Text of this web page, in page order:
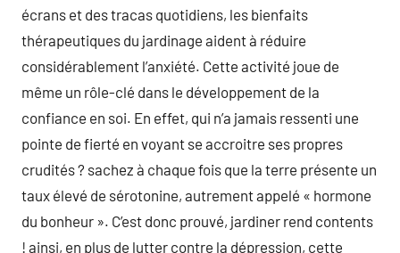
écrans et des tracas quotidiens, les bienfaits
thérapeutiques du jardinage aident à réduire
considérablement l’anxiété. Cette activité joue de
même un rôle-clé dans le développement de la
confiance en soi. En effet, qui n’a jamais ressenti une
pointe de fierté en voyant se accroitre ses propres
crudités ? sachez à chaque fois que la terre présente un
taux élevé de sérotonine, autrement appelé « hormone
du bonheur ». C’est donc prouvé, jardiner rend contents
! ainsi, en plus de lutter contre la dépression, cette